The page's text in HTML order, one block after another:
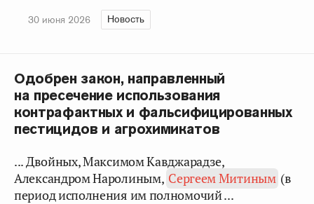
30 июня 2026 Новость
Одобрен закон, направленный
на пресечение использования
контрафактных и фальсифицированных
пестицидов и агрохимикатов
... Двойных, Максимом Кавджарадзе,
Александром Наролиным, Сергеем Митиным (в
период исполнения им полномочий ...